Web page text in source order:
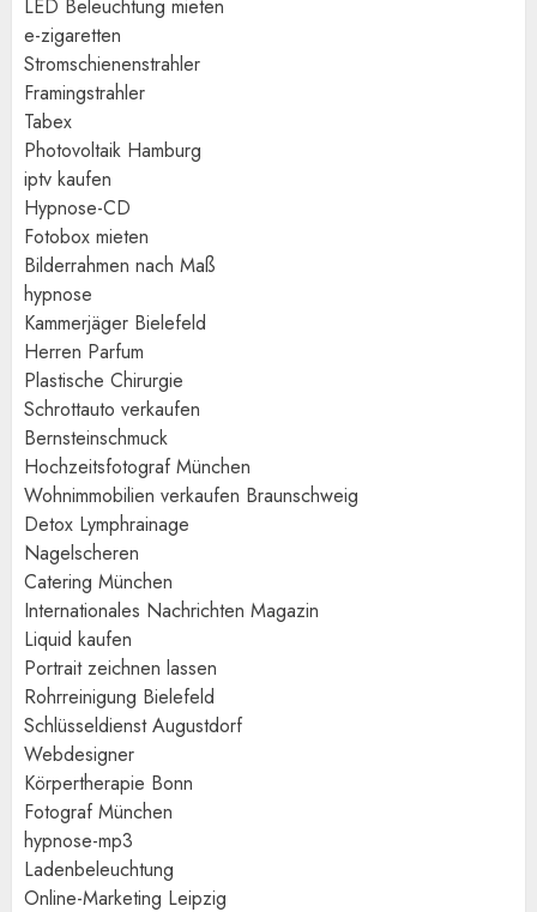
LED Beleuchtung mieten
e-zigaretten
Stromschienenstrahler
Framingstrahler
Tabex
Photovoltaik Hamburg
iptv kaufen
Hypnose-CD
Fotobox mieten
Bilderrahmen nach Maß
hypnose
Kammerjäger Bielefeld
Herren Parfum
Plastische Chirurgie
Schrottauto verkaufen
Bernsteinschmuck
Hochzeitsfotograf München
Wohnimmobilien verkaufen Braunschweig
Detox Lymphrainage
Nagelscheren
Catering München
Internationales Nachrichten Magazin
Liquid kaufen
Portrait zeichnen lassen
Rohrreinigung Bielefeld
Schlüsseldienst Augustdorf
Webdesigner
Körpertherapie Bonn
Fotograf München
hypnose-mp3
Ladenbeleuchtung
Online-Marketing Leipzig